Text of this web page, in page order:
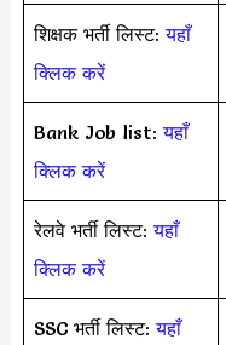
शिक्षक भर्ती लिस्ट:यहाँ
क्लिक करें
Bank Job list:यहाँ
क्लिक करें
रेलवे भर्ती लिस्ट:यहाँ
क्लिक करें
SSC भर्ती लिस्ट:यहाँ